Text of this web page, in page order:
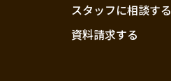
スタッフに相談する
資料請求する